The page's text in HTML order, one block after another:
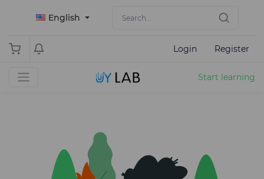
English
Login Register
Start learning